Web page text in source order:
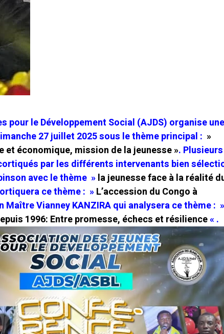
pour le Développement Social (AJDS) organise une
27 juillet 2025 sous le thème principal : »
et économique, mission de la jeunesse ».
par les différents intervenants bien
avec le thème »la jeunesse face à la réalité
ce thème : »L’accession du Congo à
Maître Vianney KANZIRA qui analysera ce thème : »
1996: Entre promesse, échecs et résilience« .